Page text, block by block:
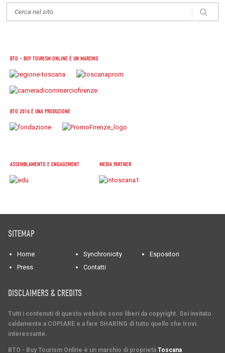
BTO – BUY TOURISM ONLINE È UN MARCHIO
BTO 2016 È UNA PRODUZIONE
ASSEMBLAMENTO E ENGAGEMENT MEDIA PARTNER
SITEMAP
Home Synchronicity
Espositori
Press
Contatti
DISCLAIMERS & CREDITS
Tutti i contenuti di questo website sono liberi da copyright. Sei invitato
caldamente a COPIARE e a fare SHARING di tutto quello che trovi
interessante.
BTO - Buy Tourism Online è un marchio di proprietà Toscana